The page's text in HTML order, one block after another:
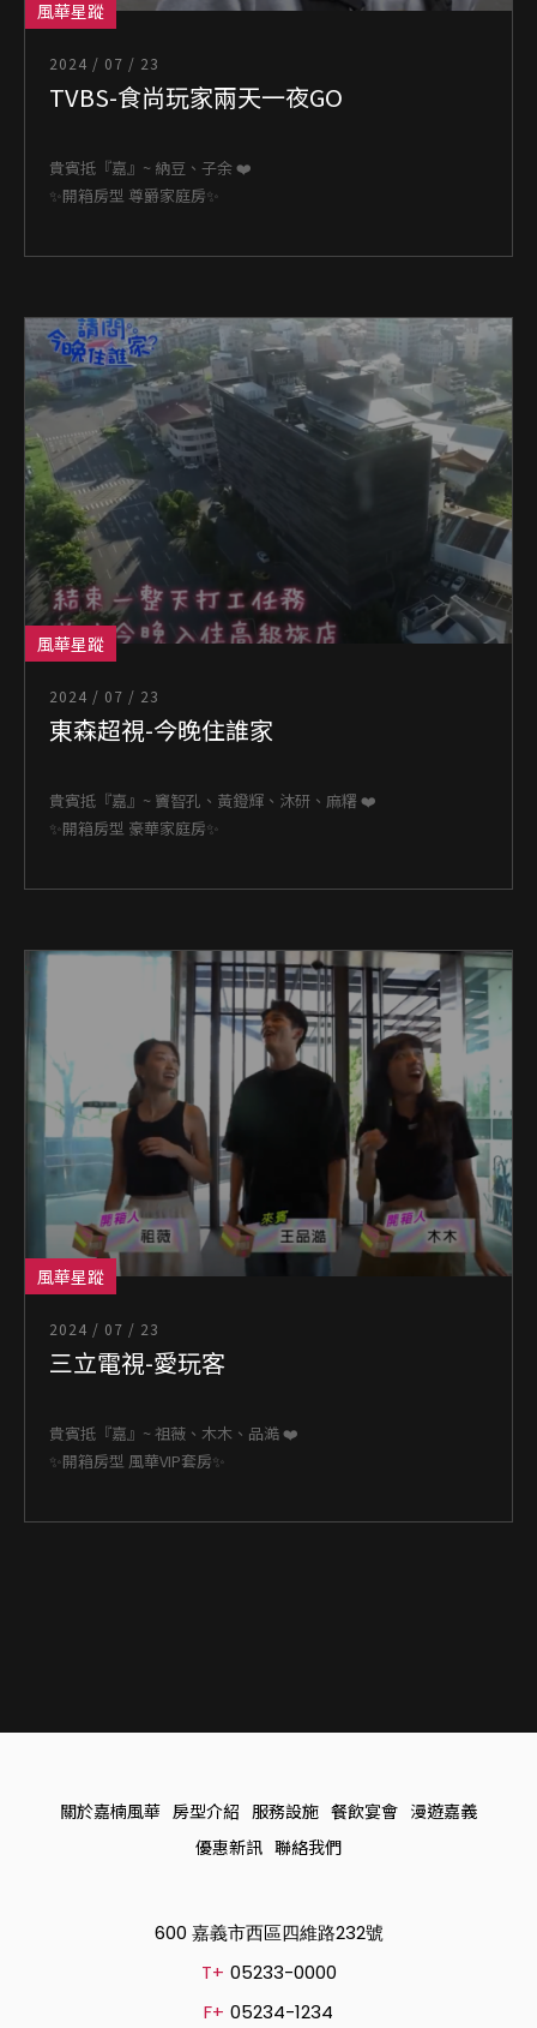
風華星蹤
2024 / 07 / 23
TVBS-食尚玩家兩天一夜GO
貴賓抵『嘉』~ 納豆、子余 ❤️
✨開箱房型 尊爵家庭房✨
風華星蹤
2024 / 07 / 23
東森超視-今晚住誰家
貴賓抵『嘉』~ 竇智孔、黃鐙輝、沐研、麻糬 ❤️
✨開箱房型 豪華家庭房✨
風華星蹤
2024 / 07 / 23
三立電視-愛玩客
貴賓抵『嘉』~ 祖薇、木木、品澔 ❤️
✨開箱房型 風華VIP套房✨
關於嘉楠風華 房型介紹 服務設施 餐飲宴會 漫遊嘉義
優惠新訊 聯絡我們
600 嘉義市西區四維路232號
T+ 05233-0000
F+ 05234-1234